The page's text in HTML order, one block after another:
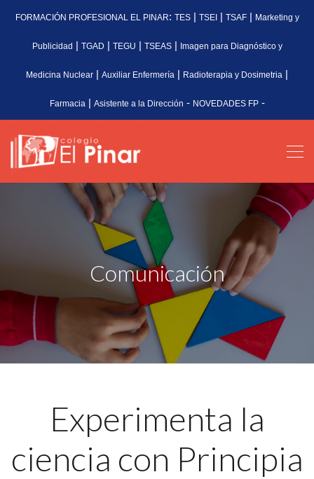
FORMACIÓN PROFESIONAL EL PINAR: TES| TSEI| TSAF| Marketing y
Publicidad | TGAD | TEGU | TSEAS| Imagen para Diagnóstico y
Medicina Nuclear | Auxiliar Enfermería | Radioterapia y Dosimetria |
Farmacia | Asistente a la Dirección - NOVEDADES FP-
Comunicación
Experimenta la
ciencia con Principia